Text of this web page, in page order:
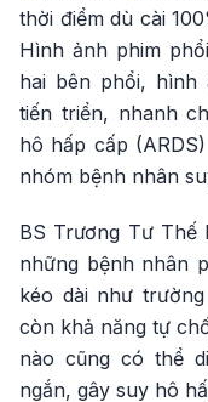
thời điểm dù cài
Hình ảnh phim
hai bên phổi,
tiến triển, nhanh
hô hấp cấp
nhóm bệnh nhân
BS Trương Tư Thế
những bệnh nhân
kéo dài như
còn khả năng tự
nào cũng có thể
ngắn, gây suy hô